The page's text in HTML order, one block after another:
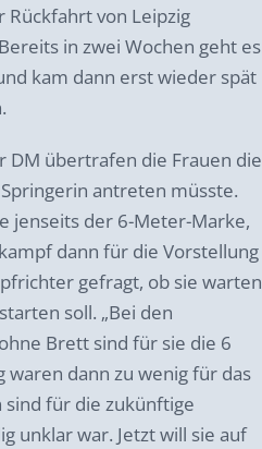
von Leipzig
in zwei Wochen geht es
kam dann erst wieder spät
übertrafen die Frauen die
antreten müsste.
jenseits der 6-Meter-Marke,
dann für die Vorstellung
gefragt, ob sie warten
soll. „Bei den
Brett sind für sie die 6
dann zu wenig für das
sind für die zukünftige
unklar war. Jetzt will sie auf